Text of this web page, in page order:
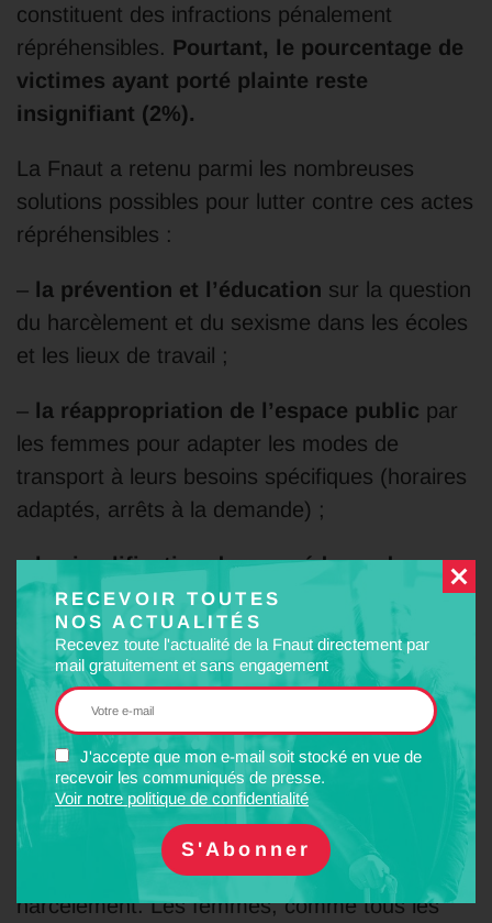
RECEVOIR TOUTES
NOS ACTUALITÉS
Recevez toute l'actualité de la Fnaut directement par
mail gratuitement et sans engagement
J'accepte que mon e-mail soit stocké en vue de
recevoir les communiqués de presse.
Voir notre politique de confidentialité
constituent des infractions pénalement
répréhensibles. Pourtant, le pourcentage de
victimes ayant porté plainte reste
insignifiant (2%).
La Fnaut a retenu parmi les nombreuses
solutions possibles pour lutter contre ces actes
répréhensibles :
– la prévention et l’éducation sur la question
du harcèlement et du sexisme dans les écoles
et les lieux de travail ;
– la réappropriation de l’espace public par
les femmes pour adapter les modes de
transport à leurs besoins spécifiques (horaires
adaptés, arrêts à la demande) ;
–la simplification des procédures de
plainteet des espaces d’accueil et de
témoignage ;
–la formation du personneldes services
transport pour assister les victimes.
La lutte contre le harcèlement doit être une
priorité des transports publics pour éviter aux
femmes une triple peine : conditions de
transport, stress lié aux contraintes horaires et
harcèlement. Les femmes, comme tous les